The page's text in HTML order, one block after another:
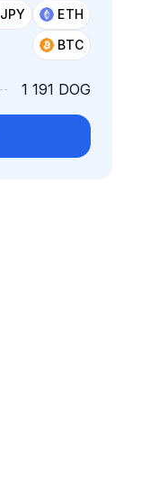
JPY
ETH
BTC
1 191 DOG